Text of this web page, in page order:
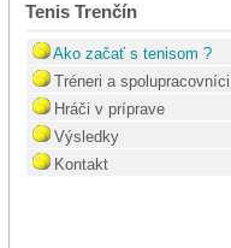
Tenis Trenčín
Ako začať s tenisom ?
Tréneri a spolupracovníci
Hráči v príprave
Výsledky
Kontakt